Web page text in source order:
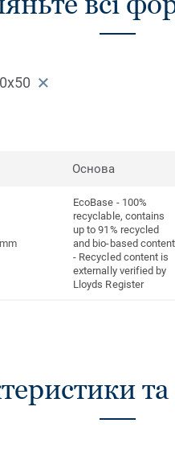
Основа
EcoBase - 100%
recyclable, contains
up to 91% recycled
and bio-based content
- Recycled content is
externally verified by
Lloyds Register